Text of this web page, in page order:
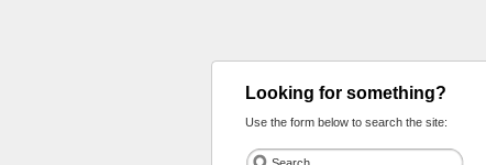
Looking for something?
Use the form below to search the site: